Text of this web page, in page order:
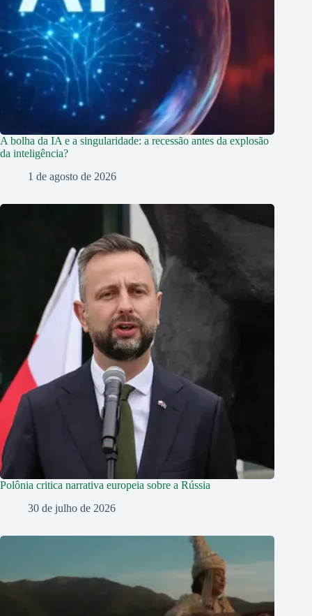
A bolha da IA e a singularidade: a recessão antes da explosão
da inteligência?
1 de agosto de 2026
Polônia critica narrativa europeia sobre a Rússia
30 de julho de 2026